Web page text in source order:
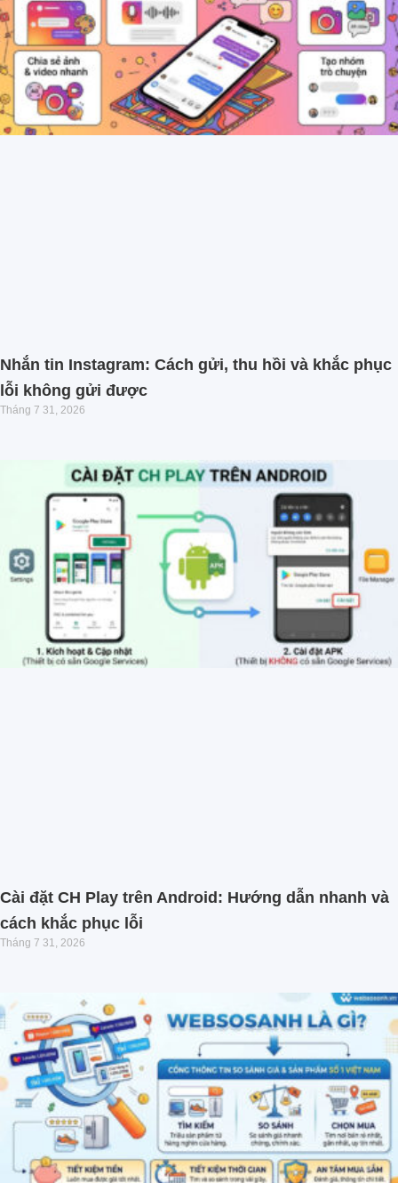
Nhắn tin Instagram: Cách gửi, thu hồi và khắc phục
lỗi không gửi được
Tháng 7 31, 2026
Cài đặt CH Play trên Android: Hướng dẫn nhanh và
cách khắc phục lỗi
Tháng 7 31, 2026